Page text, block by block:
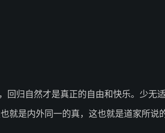
回归自然才是真正的自由和快乐。少无
就是内外同一的真，这也就是道家所说